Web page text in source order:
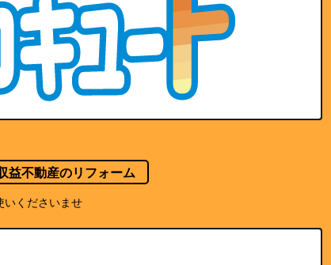
益不動産のリフォーム
いくださいませ